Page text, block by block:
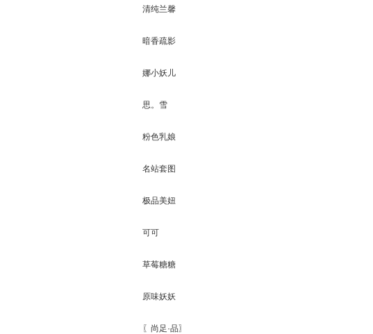
清纯兰馨
暗香疏影
娜小妖儿
思。雪
粉色乳娘
名站套图
极品美妞
可可
草莓糖糖
原味妖妖
〖尚足·品〗